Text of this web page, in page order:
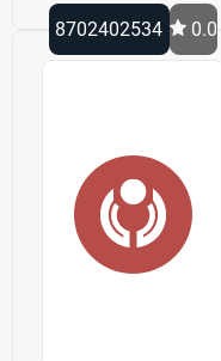
8702402534 0.0